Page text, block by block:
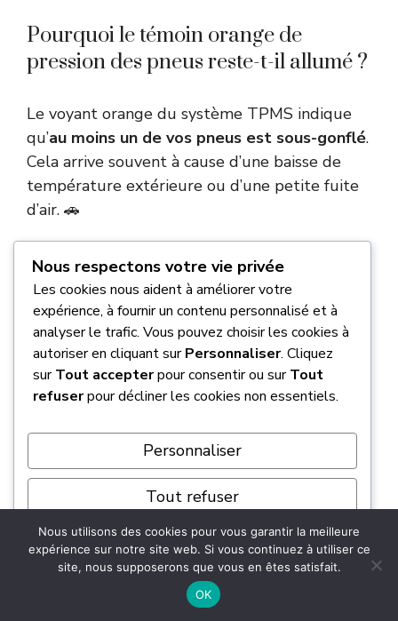
Pourquoi le témoin orange de
pression des pneus reste-t-il allumé ?
Le voyant orange du système TPMS indique
qu’au moins un de vos pneus est sous-gonflé.
Cela arrive souvent à cause d’une baisse de
température extérieure ou d’une petite fuite
d’air. 🚗
Après avoir ajusté la pression à froid, vous
devez impérativement réinitialiser le système
via le menu « Entretien et contrôle »pour
que le témoin s’éteigne. Si le voyant revient
rapidement, faites vérifier l’état de vos
pneumatiques.
Est-il possible de rouler avec le
voyant moteur orange activé ?
Le voyant moteur orange signale une anomalie
électronique ou un problème de pollution.
Contrairement au rouge,il ne demande pas un
arrêt instantané, mais une vigilance accrue.
Vous pouvez généralement rouler jusqu’au
Nous respectons votre vie privée
Les cookies nous aident à améliorer votre
expérience, à fournir un contenu personnalisé et à
analyser le trafic. Vous pouvez choisir les cookies à
autoriser en cliquant surPersonnaliser. Cliquez
surTout accepterpour consentir ou surTout
refuserpour décliner les cookies non essentiels.
Personnaliser
Tout refuser
Tout accepter
Nous utilisons des cookies pour vous garantir la meilleure
expérience sur notre site web. Si vous continuez à utiliser ce
site, nous supposerons que vous en êtes satisfait.
OK